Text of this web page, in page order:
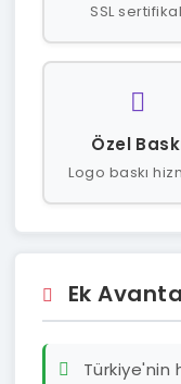
SSL
Özel
Logo baskı
Ek
Türkiye'nin